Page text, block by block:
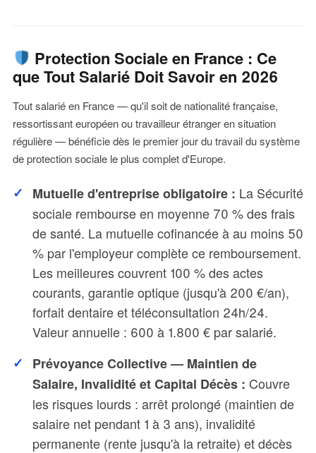
Protection Sociale en France : Ce
que Tout Salarié Doit Savoir en 2026
Tout salarié en France — qu'il soit de nationalité française,
ressortissant européen ou travailleur étranger en situation
régulière — bénéficie dès le premier jour du travail du système
de protection sociale le plus complet d'Europe.
Mutuelle d'entreprise obligatoire : La Sécurité
sociale rembourse en moyenne 70 % des frais
de santé. La mutuelle cofinancée à au moins 50
% par l'employeur complète ce remboursement.
Les meilleures couvrent 100 % des actes
courants, garantie optique (jusqu'à 200 €/an),
forfait dentaire et téléconsultation 24h/24.
Valeur annuelle : 600 à 1.800 € par salarié.
Prévoyance Collective — Maintien de
Salaire, Invalidité et Capital Décès : Couvre
les risques lourds : arrêt prolongé (maintien de
salaire net pendant 1 à 3 ans), invalidité
permanente (rente jusqu'à la retraite) et décès